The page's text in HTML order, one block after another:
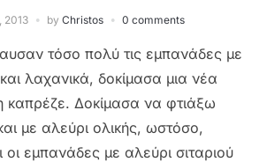
2013 by Christos 0 comments
τόσο πολύ τις εμπανάδες με
λαχανικά, δοκίμασα μια νέα
καπρέζε. Δοκίμασα να φτιάξω
με αλεύρι ολικής, ωστόσο,
εμπανάδες με αλεύρι σιταριού